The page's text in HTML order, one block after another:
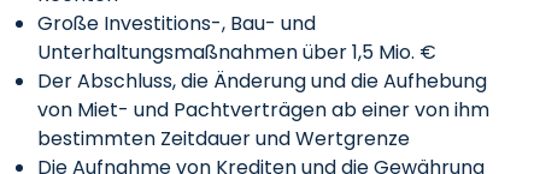
Große Investitions-, Bau- und
Unterhaltungsmaßnahmen über 1,5 Mio. €
Der Abschluss, die Änderung und die Aufhebung
von Miet- und Pachtverträgen ab einer von ihm
bestimmten Zeitdauer und Wertgrenze
Die Aufnahme von Krediten und die Gewährung